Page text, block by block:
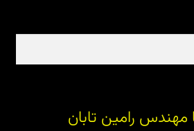
مهندس رامین تابان